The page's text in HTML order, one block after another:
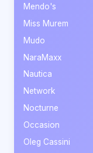
Mendo's
Miss Murem
Mudo
NaraMaxx
Nautica
Network
Nocturne
Occasion
Oleg Cassini